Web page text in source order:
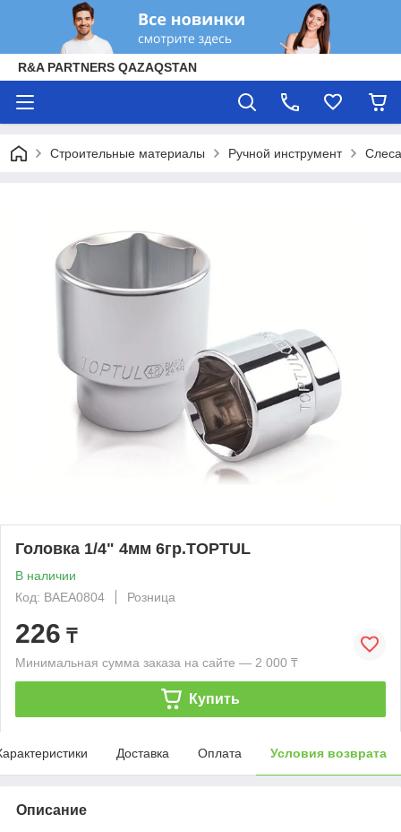
R&A PARTNERS QAZAQSTAN
Строительные материалы Ручной инструмент
Головка 1/4" 4мм 6гр.TOPTUL
В наличии
Код: BAEA0804
Розница
226 ₸
Минимальная сумма заказа на сайте — 2 000 ₸
Купить
Доставка Оплата Условия возврата
Описание